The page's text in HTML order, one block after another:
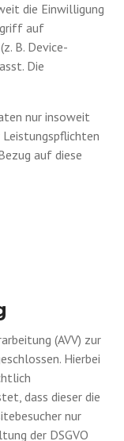
die Einwilligung
auf
B. Device-
Die
nur insoweit
auf diese
(AVV) zur
Hierbei
dass dieser die
nur
der DSGVO